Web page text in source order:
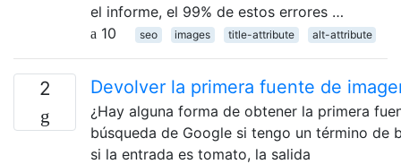
el informe, el 99% de estos errores …
10
seo images title-attribute alt-attribute
2 Devolver la primera fuente de
¿Hay alguna forma de obtener la primera
búsqueda de Google si tengo un término de
si la entrada es tomato, la salida